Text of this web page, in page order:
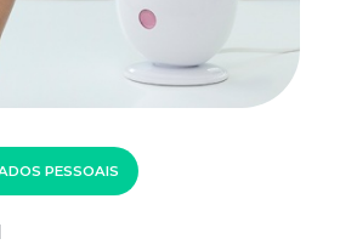
PESSOAIS